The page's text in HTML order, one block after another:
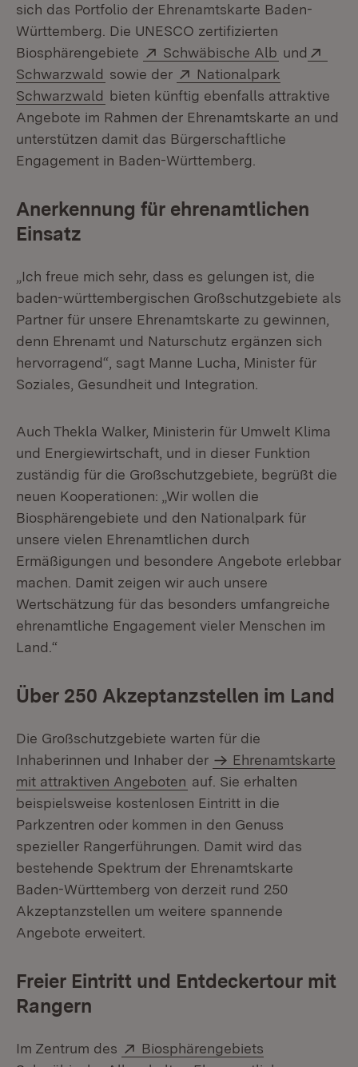
sich das Portfolio der Ehrenamtskarte Baden-
Württemberg. Die UNESCO zertifizierten
Biosphärengebiete
Extern:
Schwäbische Alb (Öffnet in
und
Schwarzwald (Öffnet in neuem Fenster)
sowie der Extern:
Nationalpark
Schwarzwald (Öffnet in neuem Fenster)
bieten künftig ebenfalls attraktive
Angebote im Rahmen der Ehrenamtskarte an und
unterstützen damit das Bürgerschaftliche
Engagement in Baden-Württemberg.
Anerkennung für ehrenamtlichen
Einsatz
„Ich freue mich sehr, dass es gelungen ist, die
baden-württembergischen Großschutzgebiete als
Partner für unsere Ehrenamtskarte zu gewinnen,
denn Ehrenamt und Naturschutz ergänzen sich
hervorragend“, sagt Manne Lucha, Minister für
Soziales, Gesundheit und Integration.
Auch Thekla Walker, Ministerin für Umwelt Klima
und Energiewirtschaft, und in dieser Funktion
zuständig für die Großschutzgebiete, begrüßt die
neuen Kooperationen: „Wir wollen die
Biosphärengebiete und den Nationalpark für
unsere vielen Ehrenamtlichen durch
Ermäßigungen und besondere Angebote erlebbar
machen. Damit zeigen wir auch unsere
Wertschätzung für das besonders umfangreiche
ehrenamtliche Engagement vieler Menschen im
Land.“
Über 250 Akzeptanzstellen im Land
Die Großschutzgebiete warten für die
Inhaberinnen und Inhaber der
Ehrenamtskarte
mit attraktiven Angeboten auf. Sie erhalten
beispielsweise kostenlosen Eintritt in die
Parkzentren oder kommen in den Genuss
spezieller Rangerführungen. Damit wird das
bestehende Spektrum der Ehrenamtskarte
Baden-Württemberg von derzeit rund 250
Akzeptanzstellen um weitere spannende
Angebote erweitert.
Freier Eintritt und Entdeckertour mit
Rangern
Im Zentrum des Extern:
Biosphärengebiets